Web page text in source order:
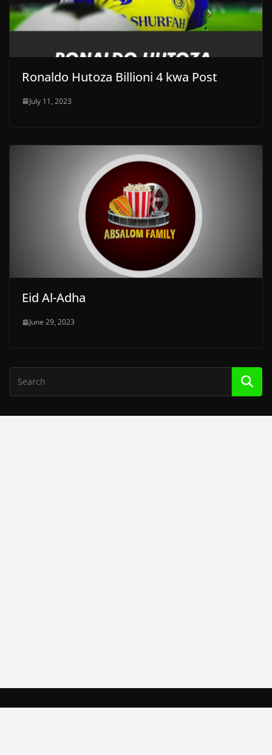
Ronaldo Hutoza Billioni 4 kwa Post
July 11, 2023
Eid Al-Adha
June 29, 2023